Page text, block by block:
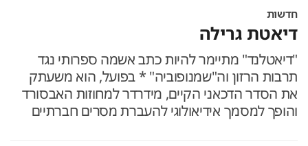
חדשות
דיאטת גרילה
"דיאטלנד" מתיימר להיות כתב אשמה ספרותי נגד
תרבות הרזון וה"שמנופוביה" * בפועל, הוא משעתק
את הסדר הדכאני הקיים, מידרדר למחוזות האבסורד
והופך למסמך אידיאולוגי להעברת מסרים חברתיים